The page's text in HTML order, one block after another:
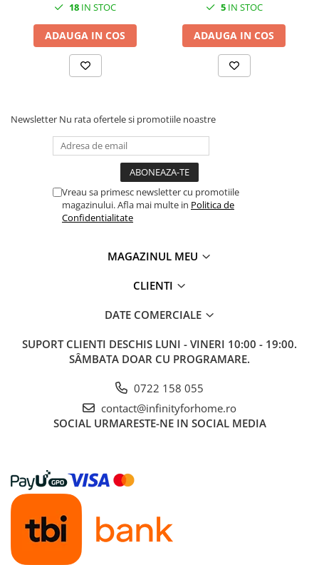
18 IN STOC
ADAUGA IN COS
5IN STOC
ADAUGA IN COS
Newsletter Nu rata ofertele si promotiile noastre
Vreau sa primesc newsletter cu promotiile
magazinului. Afla mai multe in Politica de
Confidentialitate
MAGAZINUL MEU
CLIENTI
DATE COMERCIALE
SUPORT CLIENTI DESCHIS LUNI - VINERI 10:00 - 19:00.
SÂMBATA DOAR CU PROGRAMARE.
0722 158 055
contact@infinityforhome.ro
SOCIAL URMARESTE-NE IN SOCIAL MEDIA